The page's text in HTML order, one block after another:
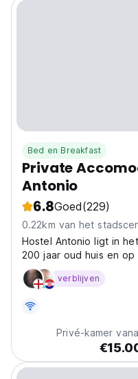
Bed en Breakfast
Private
Antonio
6.8Goed(229)
0.22km van het
Hostel Antonio ligt in
200 jaar oud huis en
Diocletianus, een 1700
beschermd door UNESCO
verblijven
Privé-kamer